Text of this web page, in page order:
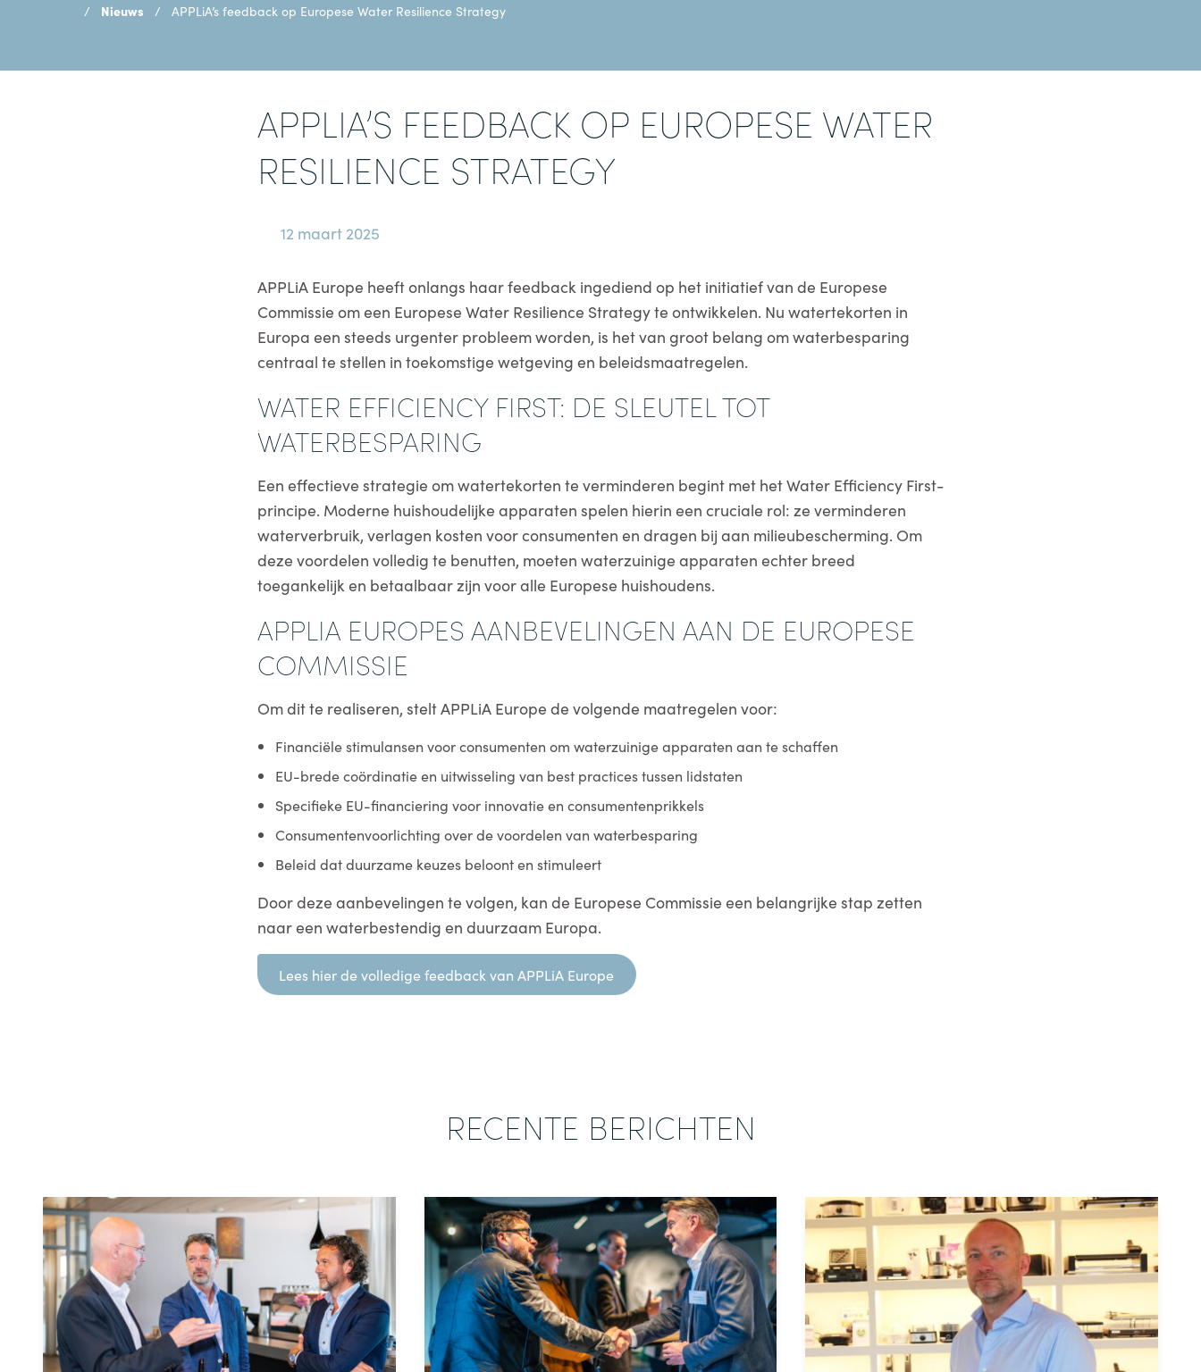
Nieuws APPLiA’s feedback op Europese Water Resilience Strategy
APPLIA’S FEEDBACK OP EUROPESE WATER
RESILIENCE STRATEGY
12 maart 2025
APPLiA Europe heeft onlangs haar feedback ingediend op het initiatief van de Europese
Commissie om een Europese Water Resilience Strategy te ontwikkelen. Nu watertekorten in
Europa een steeds urgenter probleem worden, is het van groot belang om waterbesparing
centraal te stellen in toekomstige wetgeving en beleidsmaatregelen.
WATER EFFICIENCY FIRST: DE SLEUTEL TOT
WATERBESPARING
Een effectieve strategie om watertekorten te verminderen begint met het Water Efficiency First-
principe. Moderne huishoudelijke apparaten spelen hierin een cruciale rol: ze verminderen
waterverbruik, verlagen kosten voor consumenten en dragen bij aan milieubescherming. Om
deze voordelen volledig te benutten, moeten waterzuinige apparaten echter breed
toegankelijk en betaalbaar zijn voor alle Europese huishoudens.
APPLIA EUROPES AANBEVELINGEN AAN DE EUROPESE
COMMISSIE
Om dit te realiseren, stelt APPLiA Europe de volgende maatregelen voor:
Financiële stimulansen voor consumenten om waterzuinige apparaten aan te schaffen
EU-brede coördinatie en uitwisseling van best practices tussen lidstaten
Specifieke EU-financiering voor innovatie en consumentenprikkels
Consumentenvoorlichting over de voordelen van waterbesparing
Beleid dat duurzame keuzes beloont en stimuleert
Door deze aanbevelingen te volgen, kan de Europese Commissie een belangrijke stap zetten
naar een waterbestendig en duurzaam Europa.
Lees hier de volledige feedback van APPLiA Europe
RECENTE BERICHTEN